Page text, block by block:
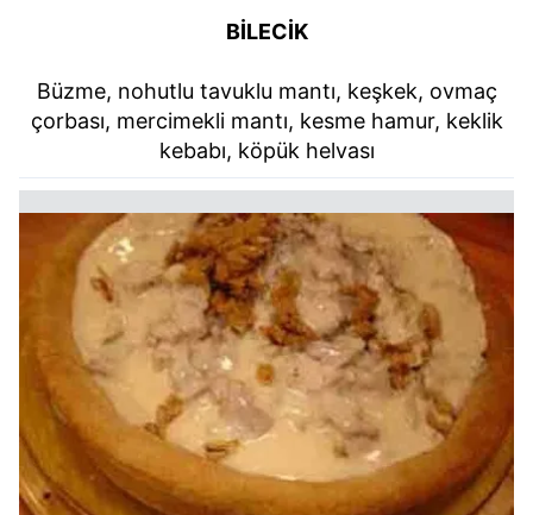
BİLECİK
Büzme, nohutlu tavuklu mantı, keşkek, ovmaç
çorbası, mercimekli mantı, kesme hamur, keklik
kebabı, köpük helvası